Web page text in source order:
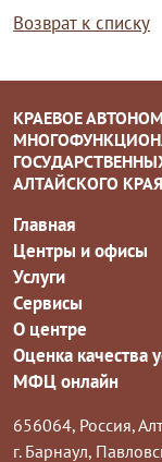
Возврат к списку
КРАЕВОЕ
АЛТАЙСКОГО КРАЯ
Главная
Центры и офисы
Услуги
Сервисы
О центре
Оценка качества
МФЦ онлайн
656064, Россия,
г. Барнаул,